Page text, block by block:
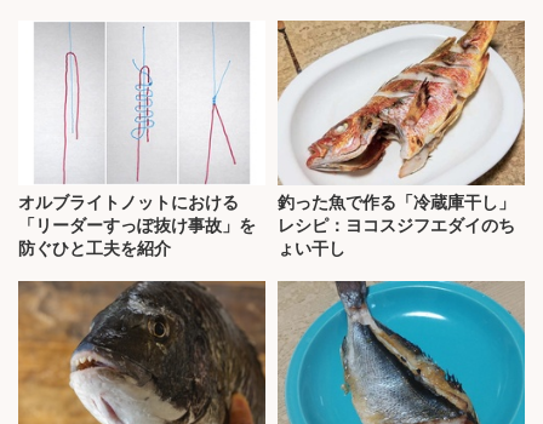
オルブライトノットにおける
「リーダーすっぽ抜け事故」を
防ぐひと工夫を紹介
釣った魚で作る「冷蔵庫干し」
レシピ：ヨコスジフエダイのち
ょい干し